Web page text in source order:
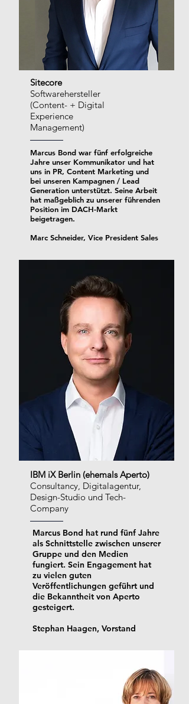
Sitecore
Softwarehersteller
(Content- + Digital
Experience
Management)
Marcus Bond war fünf erfolgreiche
Jahre unser Kommunikator und hat
uns in PR, Content Marketing und
bei unseren Kampagnen / Lead
Generation unterstützt. Seine Arbeit
hat maßgeblich zu unserer führenden
Position im DACH-Markt
beigetragen.
Marc Schneider, Vice President Sales
IBM iX Berlin (ehemals Aperto)
Consultancy, Digitalagentur,
Design-Studio und Tech-
Company
Marcus Bond hat rund fünf Jahre
als Schnittstelle zwischen unserer
Gruppe und den Medien
fungiert. Sein Engagement hat
zu vielen guten
Veröffentlichungen geführt und
die Bekanntheit von Aperto
gesteigert.
Stephan Haagen, Vorstand